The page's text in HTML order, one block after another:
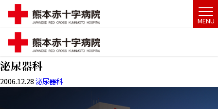
MENU
MENU
泌尿器科
2006.12.28泌尿器科